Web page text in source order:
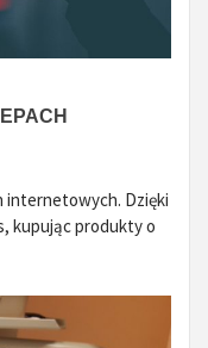
internetowych. Dzięki
kupując produkty o